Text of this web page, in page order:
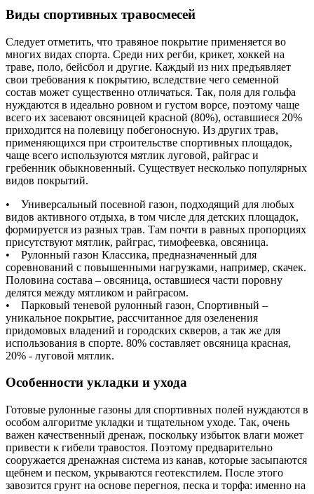
Виды спортивных травосмесей
Следует отметить, что травяное покрытие применяется во
многих видах спорта. Среди них регби, крикет, хоккей на
траве, поло, бейсбол и другие. Каждый из них предъявляет
свои требования к покрытию, вследствие чего семенной
состав может существенно отличаться. Так, поля для гольфа
нуждаются в идеально ровном и густом ворсе, поэтому чаще
всего их засевают овсяницей красной (80%), оставшиеся 20%
приходится на полевицу побегоносную. Из других трав,
применяющихся при строительстве спортивных площадок,
чаще всего используются мятлик луговой, райграс и
гребенник обыкновенный. Существует несколько популярных
видов покрытий.
• Универсальный посевной газон, подходящий для любых
видов активного отдыха, в том числе для детских площадок,
формируется из разных трав. Там почти в равных пропорциях
присутствуют мятлик, райграс, тимофеевка, овсяница.
• Рулонный газон Классика, предназначенный для
соревнований с повышенными нагрузками, например, скачек.
Половина состава – овсяница, оставшиеся части поровну
делятся между мятликом и райграсом.
• Парковый теневой рулонный газон, Спортивный –
уникальное покрытие, рассчитанное для озеленения
придомовых владений и городских скверов, а так же для
использования в спорте. 80% составляет овсяница красная,
20% - луговой мятлик.
Особенности укладки и ухода
Готовые рулонные газоны для спортивных полей нуждаются в
особом алгоритме укладки и тщательном уходе. Так, очень
важен качественный дренаж, поскольку избыток влаги может
привести к гибели травостоя. Поэтому предварительно
сооружается дренажная система из канав, которые засыпаются
щебнем и песком, укрываются геотекстилем. После этого
завозится грунт на основе перегноя, песка и торфа: именно на